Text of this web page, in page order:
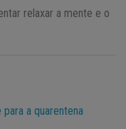
relaxar a mente e o
a quarentena